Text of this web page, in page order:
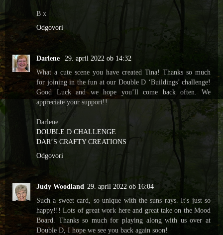
B x
Odgovori
Darlene
29. april 2022 ob 14:32
What a cute scene you have created Tina! Thanks so much
for joining in the fun at our Double D ‘Buildings’ challenge!
Good Luck and we hope you’ll come back often. We
appreciate your support!!
Darlene
DOUBLE D CHALLENGE
DAR’S CRAFTY CREATIONS
Odgovori
Judy Woodland 29. april 2022 ob 16:04
Such a sweet card, so unique with the suns rays. It's just so
happy!!! Lots of great work here and great take on the Mood
Board. Thanks so much for playing along with us over at
Double D, I hope we see you back again soon!